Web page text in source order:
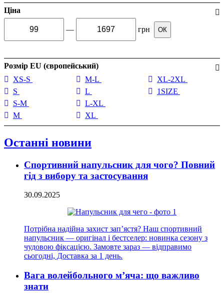
Ціна
— грн ОК
Розмір EU (європейський)
XS-S
S
S-M
M
M-L
L
L-XL
XL
XL-2XL
1SIZE
Останні новини
Спортивний напульсник для чого? Повний
гід з вибору та застосування
30.09.2025
Потрібна надійна захист зап’ястя? Наш спортивний
напульсник — оригінал і бестселер: новинка сезону з
чудовою фіксацією. Замовте зараз — відправимо
сьогодні, Доставка за 1 день.
Вага волейбольного м’яча: що важливо
знати